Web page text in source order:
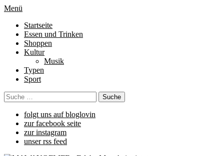
Menü
Startseite
Essen und Trinken
Shoppen
Kultur
Musik
Typen
Sport
folgt uns auf bloglovin
zur facebook seite
zur instagram
unser rss feed